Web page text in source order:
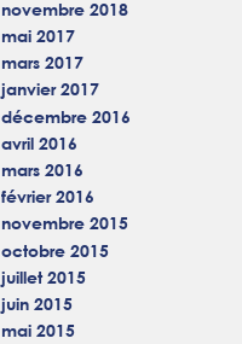
novembre 2018
mai 2017
mars 2017
janvier 2017
décembre 2016
avril 2016
mars 2016
février 2016
novembre 2015
octobre 2015
juillet 2015
juin 2015
mai 2015